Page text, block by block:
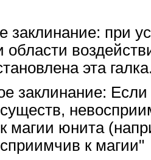
заклинание: при
области
эта
заклинание: Если
магии юнита
к магии"